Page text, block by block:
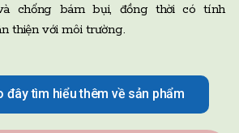
chống bám bụi, đồng thời có tính
thiện với môi trường.
đây tìm hiểu thêm về sản phẩm